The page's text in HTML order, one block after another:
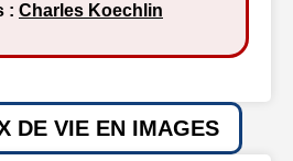
: Charles Koechlin
DE VIE EN IMAGES